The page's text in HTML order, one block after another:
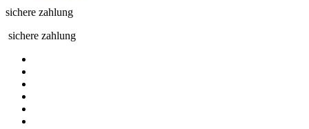
sichere zahlung
sichere zahlung